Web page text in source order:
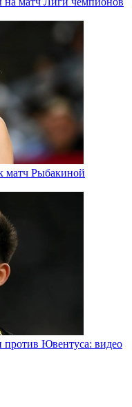
матч Рыбакиной
против Ювентуса: видео